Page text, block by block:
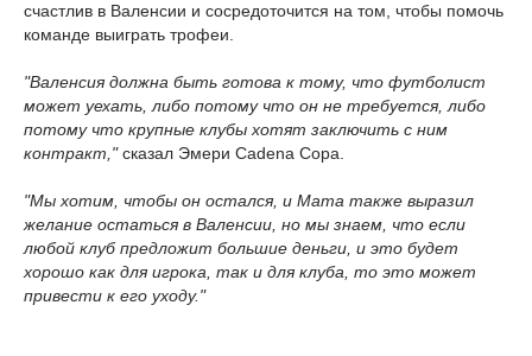
счастлив в Валенсии и сосредоточится на том, чтобы помочь
команде выиграть трофеи.
"Валенсия должна быть готова к тому, что футболист
может уехать, либо потому что он не требуется, либо
потому что крупные клубы хотят заключить с ним
контракт,"сказал Эмери Cadena Copa.
"Мы хотим, чтобы он остался, и Мата также выразил
желание остаться в Валенсии, но мы знаем, что если
любой клуб предложит большие деньги, и это будет
хорошо как для игрока, так и для клуба, то это может
привести к его уходу."